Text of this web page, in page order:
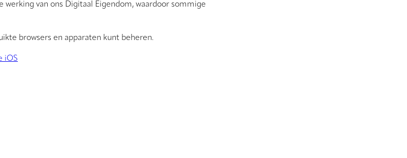
van ons Digitaal Eigendom, waardoor sommige
browsers en apparaten kunt beheren.
iOS